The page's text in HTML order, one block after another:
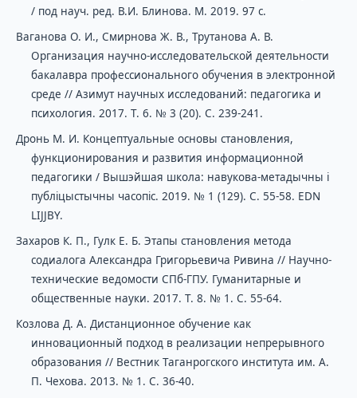
/ под науч. ред. В.И. Блинова. М. 2019. 97 с.
Ваганова О. И., Смирнова Ж. В., Трутанова А. В.
Организация научно-исследовательской деятельности
бакалавра профессионального обучения в электронной
среде // Азимут научных исследований: педагогика и
психология. 2017. Т. 6. № 3 (20). С. 239-241.
Дронь М. И. Концептуальные основы становления,
функционирования и развития информационной
педагогики / Вышэйшая школа: навукова-метадычны і
публіцыстычны часопіс. 2019. № 1 (129). С. 55-58. EDN
LIJJBY.
Захаров К. П., Гулк Е. Б. Этапы становления метода
содиалога Александра Григорьевича Ривина // Научно-
технические ведомости СПб-ГПУ. Гуманитарные и
общественные науки. 2017. Т. 8. № 1. С. 55-64.
Козлова Д. А. Дистанционное обучение как
инновационный подход в реализации непрерывного
образования // Вестник Таганрогского института им. A.
П. Чехова. 2013. № 1. С. 36-40.